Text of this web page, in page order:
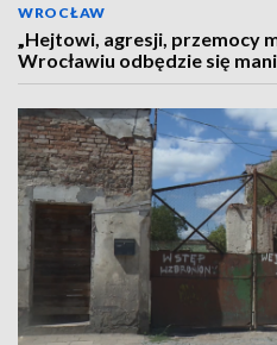
WROCŁAW
„Hejtowi, agresji, przemocy
Wrocławiu odbędzie się